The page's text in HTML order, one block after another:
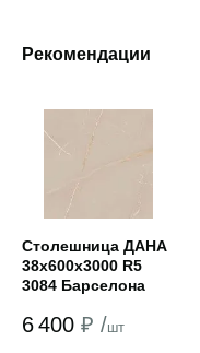
Рекомендации
Столешница ДАНА
38х600х3000 R5
3084 Барселона
6 400 ₽ /шт